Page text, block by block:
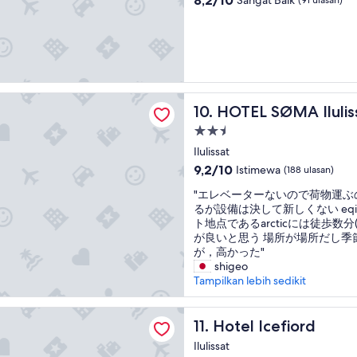
u
e
s
w
h
e
b
o
o
k
i
n
g
.
W
h
e
e
i
t
e
s
w
e
r
e
o
u
t
d
a
e
d
"
h
p
f
u
l
"
e
a
t
o
c
a
i
o
n
.
E
a
s
y
a
c
c
ulasan)
10. HOTEL SØMA
HOTEL SØMA Ilulissat
Properti
bintang
2.5
Ilulissat
9.2
10,
Istimewa,
(188
ulasan)
9,2/10 Istimewa (188 ulasan)
"
エ
レ
ベ
ー
タ
ー
な
い
の
荷
"エレベーターないので荷物運
るが設備は決して新しくない
ト地点であるarcticには徒歩数
が良いと思う 場所が場所だし季
が，高かった"
shigeo
Tampilkan lebih sedikit
Ilulissat
11. Hotel Icefiord
Hotel Icefiord
Ilulissat